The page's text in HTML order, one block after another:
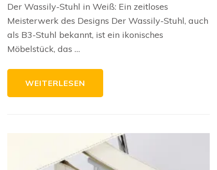
Der Wassily-Stuhl in Weiß: Ein zeitloses
Meisterwerk des Designs Der Wassily-Stuhl, auch
als B3-Stuhl bekannt, ist ein ikonisches
Möbelstück, das …
WEITERLESEN